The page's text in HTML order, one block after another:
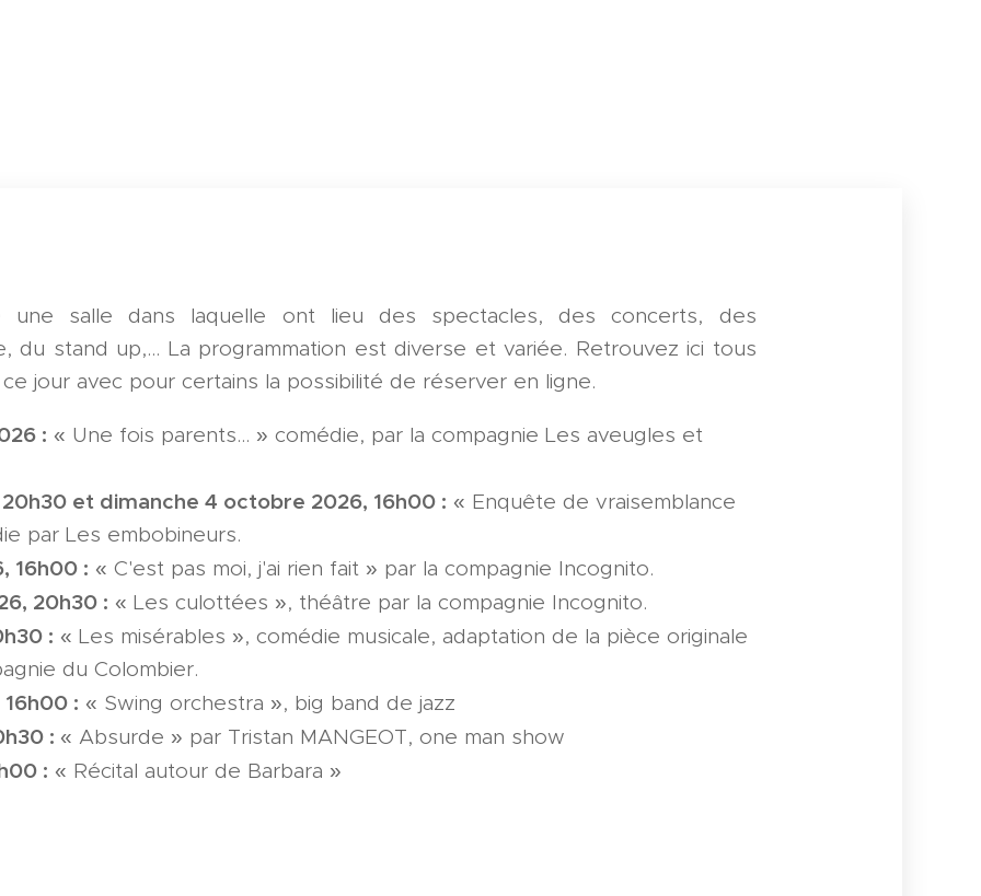
une salle dans laquelle ont lieu des spectacles, des concerts, des
du stand up,... La programmation est diverse et variée. Retrouvez ici tous
jour avec pour certains la possibilité de réserver en ligne.
: « Une fois parents... » comédie, par la compagnie Les aveugles et
et dimanche 4 octobre 2026, 16h00: « Enquête de vraisemblance
par Les embobineurs.
16h00 : « C'est pas moi, j'ai rien fait » par la compagnie Incognito.
20h30 : « Les culottées », théâtre par la compagnie Incognito.
: « Les misérables », comédie musicale, adaptation de la pièce originale
du Colombier.
: « Swing orchestra », big band de jazz
: « Absurde » par Tristan MANGEOT, one man show
: « Récital autour de Barbara »